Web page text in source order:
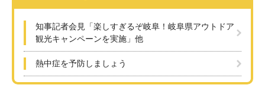
知事記者会見「楽しすぎるぞ岐阜！岐阜県アウトドア
観光キャンペーンを実施」他
熱中症を予防しましょう